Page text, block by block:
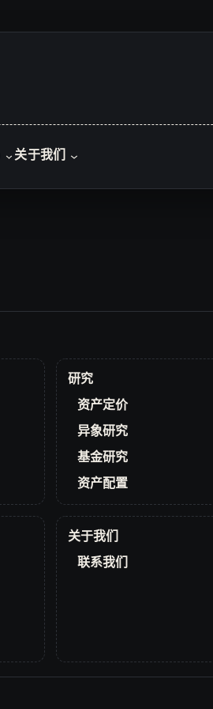
关于我们
研究
资产定价
异象研究
基金研究
资产配置
关于我们
联系我们